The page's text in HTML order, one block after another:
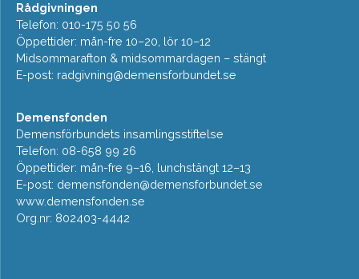
Rådgivningen
Telefon: 010-175 50 56
Öppettider: mån-fre 10–20, lör 10–12
Midsommarafton & midsommardagen – stängt
E-post: radgivning@demensforbundet.se
Demensfonden
Demensförbundets insamlingsstiftelse
Telefon: 08-658 99 26
Öppettider: mån-fre 9–16, lunchstängt 12–13
E-post: demensfonden@demensforbundet.se
www.demensfonden.se
Org.nr: 802403-4442